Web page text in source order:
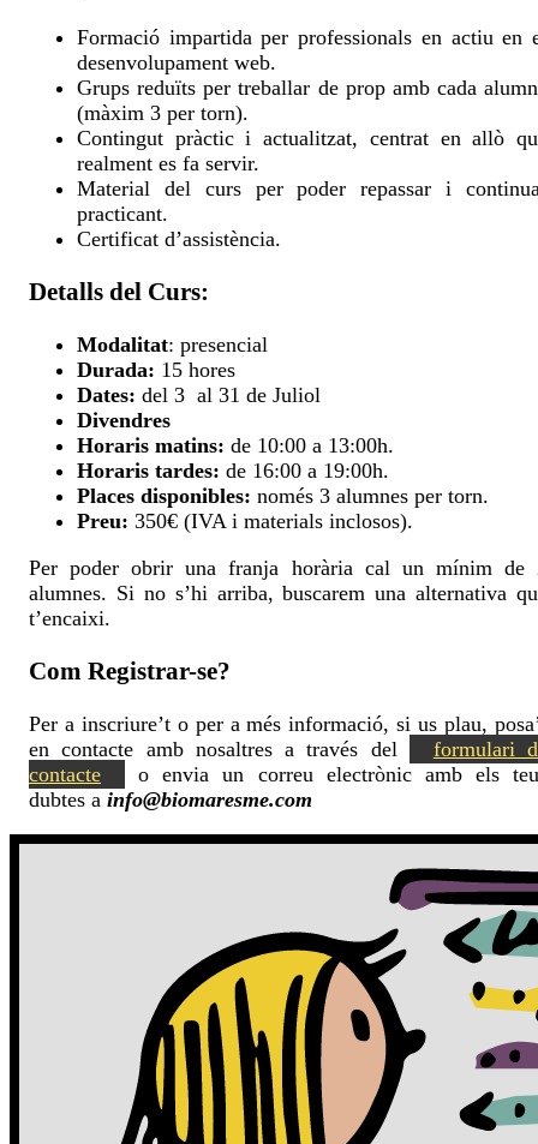
Formació impartida per professionals en actiu en
desenvolupament web.
Grups reduïts per treballar de prop amb cada
(màxim 3 per torn).
Contingut pràctic i actualitzat, centrat en allò
realment es fa servir.
Material del curs per poder repassar i
practicant.
Certificat d’assistència.
Detalls del Curs:
Modalitat: presencial
Durada: 15 hores
Dates: del 3 al 31 de Juliol
Divendres
Horaris matins: de 10:00 a 13:00h.
Horaris tardes: de 16:00 a 19:00h.
Places disponibles: només 3 alumnes per torn.
Preu: 350€ (IVA i materials inclosos).
Per poder obrir una franja horària cal un mínim de
alumnes. Si no s’hi arriba, buscarem una alternativa
t’encaixi.
Com Registrar-se?
Per a inscriure’t o per a més informació, si us plau,
en contacte amb nosaltres a través del
formulari
contacte
o envia un correu electrònic amb els
dubtes a info@biomaresme.com